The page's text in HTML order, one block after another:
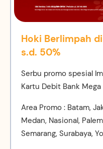
Hoki Berlimpah
s.d. 50%
Serbu promo spesial
Kartu Debit Bank Mega
Area Promo : Batam,
Medan, Nasional,
Semarang, Surabaya,